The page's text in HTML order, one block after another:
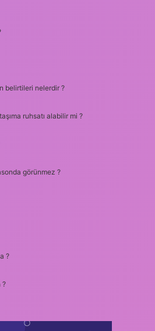
belirtileri nelerdir ?
ruhsatı alabilir mi ?
görünmez ?
?
?